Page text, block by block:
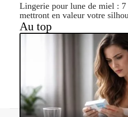
Lingerie pour lune de miel : 7
mettront en valeur votre
Au top